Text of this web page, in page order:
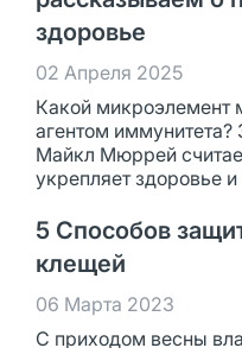
здоровье
02 Апреля 2025
Какой микроэлемент
агентом иммунитета?
Майкл Мюррей
укрепляет здоровье и
5 Способов
клещей
06 Марта 2023
С приходом весны